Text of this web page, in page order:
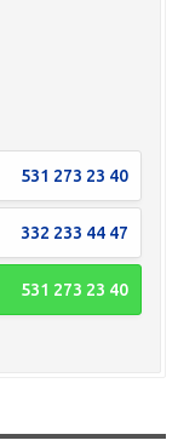
531 273 23 40
332 233 44 47
531 273 23 40